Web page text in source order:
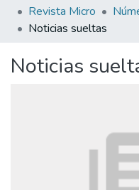
All of DSpace
Revista Micro
Noticias sueltas
Noticias